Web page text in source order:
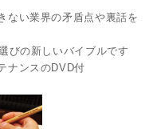
ない業界の矛盾点や裏話を
びの新しいバイブルです
ナンスのDVD付